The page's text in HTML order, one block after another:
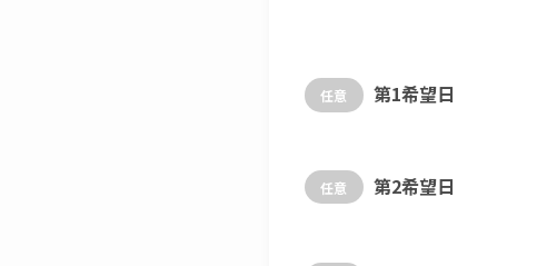
任意 第1希望日
任意 第2希望日